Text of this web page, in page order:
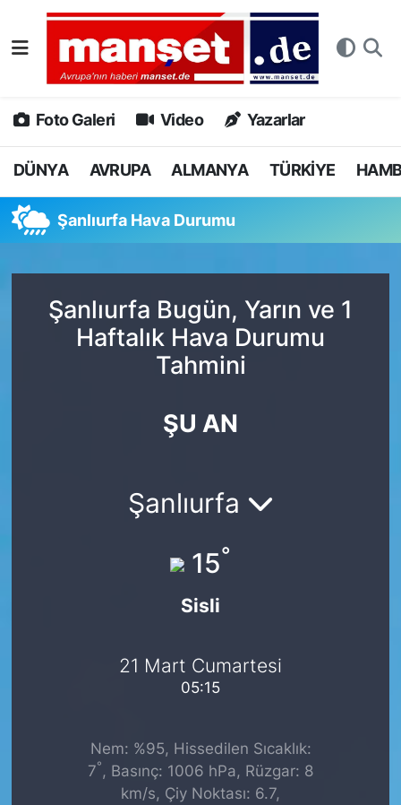
Foto Galeri Video Yazarlar
DÜNYA AVRUPA ALMANYA TÜRKİYE
Şanlıurfa Hava Durumu
Şanlıurfa Bugün, Yarın ve 1
Haftalık Hava Durumu
Tahmini
ŞU AN
Şanlıurfa
15°
Sisli
21 Mart Cumartesi
05:15
Nem: %95, Hissedilen Sıcaklık:
7° , Basınç: 1006 hPa, Rüzgar: 8
km/s, Çiy Noktası: 6.7,
DÜNYA
AVRUPA
ALMANYA
SPOR
DEUTSCH
Nöbetçi Eczaneler
Hava Durumu
Namaz Vakitleri
Tüm Manşetler
Son Dakika Haberleri